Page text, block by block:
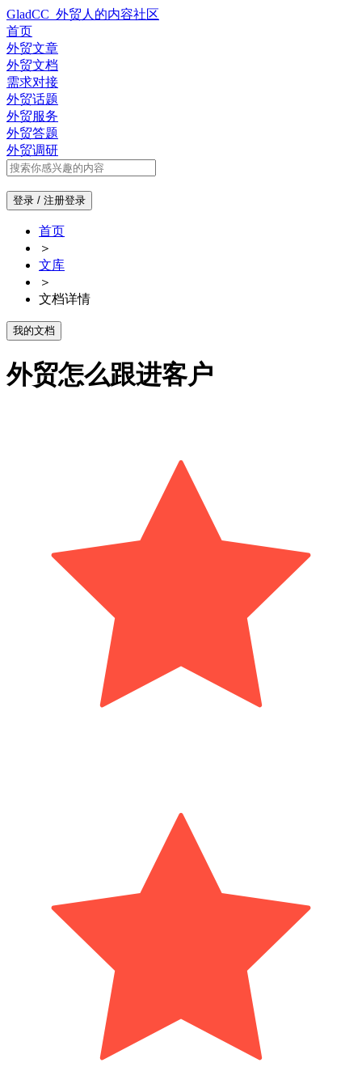
GladCC_外贸人的内容社区
首页
外贸文章
外贸文档
需求对接
外贸话题
外贸服务
外贸答题
外贸调研
登录 / 注册登录
首页
＞
文库
＞
文档详情
我的文档
外贸怎么跟进客户